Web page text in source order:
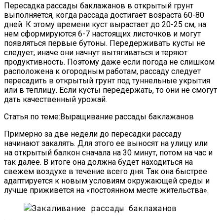
Пересадка рассады баклажанов в открытый грунт
выполняется, когда рассада достигает возраста 60-80
дней. К этому времени куст вырастает до 20-25 см, на
нем сформируются 6-7 настоящих листочков и могут
появляться первые бутоны. Передерживать кусты не
следует, иначе они начнут вытягиваться и теряют
продуктивность. Поэтому даже если погода не слишком
расположена к огородным работам, рассаду следует
пересадить в открытый грунт под туннельные укрытия
или в теплицу. Если кусты передержать, то они не смогут
дать качественный урожай.
Статья по теме:Выращивание рассады баклажанов
Примерно за две недели до пересадки рассаду
начинают закалять. Для этого ее выносят на улицу или
на открытый балкон сначала на 30 минут, потом на час и
так далее. В итоге она должна будет находиться на
свежем воздухе в течение всего дня. Так она быстрее
адаптируется к новым условиям окружающей среды и
лучше приживется на «постоянном месте жительства».